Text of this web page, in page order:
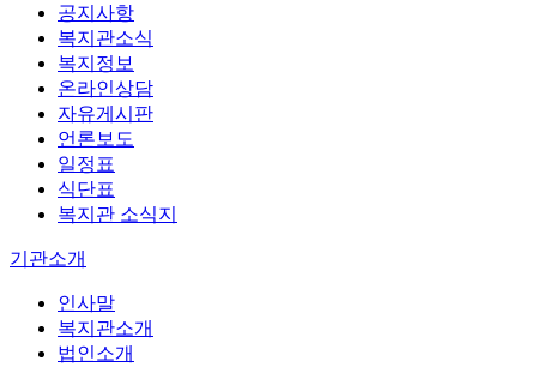
공지사항
복지관소식
복지정보
온라인상담
자유게시판
언론보도
일정표
식단표
복지관 소식지
기관소개
인사말
복지관소개
법인소개